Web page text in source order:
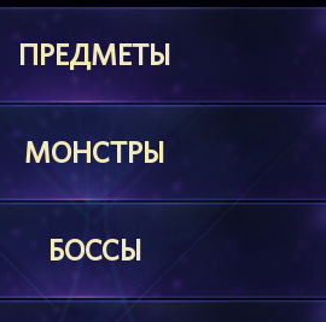
ПРЕДМЕТЫ
МОНСТРЫ
БОССЫ